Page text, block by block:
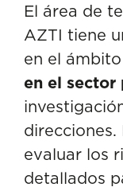
poco
El área de
AZTI tiene
en el
en el sector
evaluar los
detallados